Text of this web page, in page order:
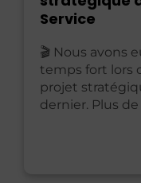
Service
🎬 Nous avons
temps fort lors
projet
dernier. Plus de